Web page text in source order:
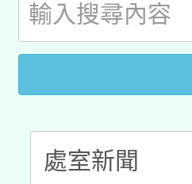
礎課程
A3數位素